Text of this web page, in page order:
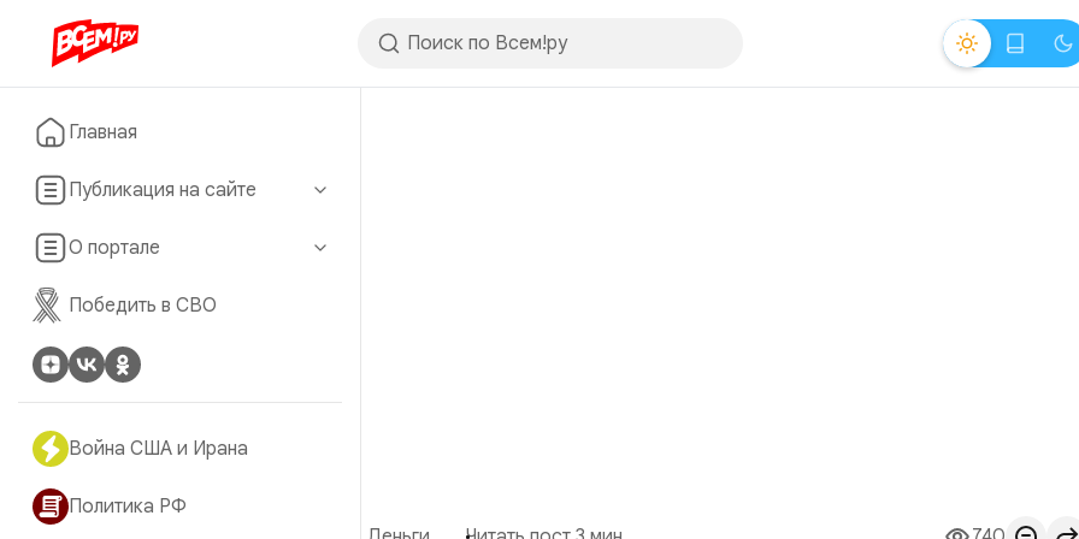
Главная
Публикация на сайте
О портале
Победить в СВО
Война США и Ирана
Политика РФ